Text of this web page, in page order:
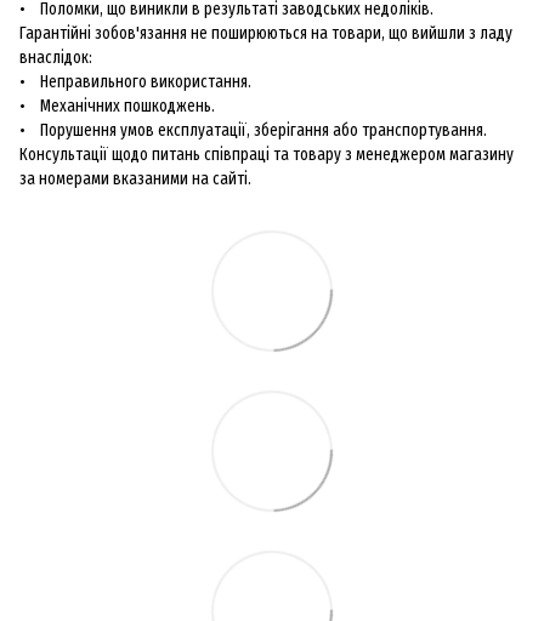
• Поломки, що виникли в результаті заводських недоліків.
Гарантійні зобов'язання не поширюються на товари, що вийшли з ладу
внаслідок:
• Неправильного використання.
• Механічних пошкоджень.
• Порушення умов експлуатації, зберігання або транспортування.
Консультації щодо питань співпраці та товару з менеджером магазину
за номерами вказаними на сайті.